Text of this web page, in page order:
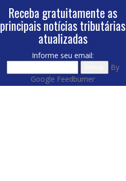
Receba gratuitamente as
principais notícias tributárias
atualizadas
Informe seu email:
By
Google Feedburner